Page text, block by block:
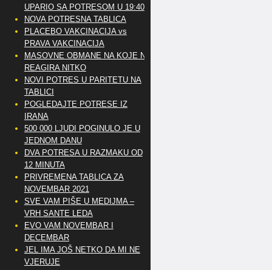
UPARIO SA POTRESOM U 19:40
NOVA POTRESNA TABLICA
PLACEBO VAKCINACIJA vs
PRAVA VAKCINACIJA
MASOVNE OBMANE NA KOJE NE
REAGIRA NITKO
NOVI POTRES U PARITETU NA
TABLICI
POGLEDAJTE POTRESE IZ
IRANA
500 000 LJUDI POGINULO JE U
JEDNOM DANU
DVA POTRESA U RAZMAKU OD
12 MINUTA
PRIVREMENA TABLICA ZA
NOVEMBAR 2021
SVE VAM PIŠE U MEDIJMA –
VRH SANTE LEDA
EVO VAM NOVEMBAR I
DECEMBAR
JEL IMA JOŠ NETKO DA MI NE
VJERUJE